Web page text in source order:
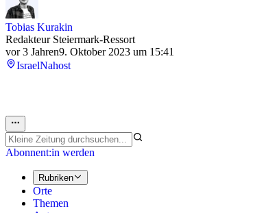
Tobias Kurakin
Redakteur Steiermark-Ressort
vor 3 Jahren9. Oktober 2023 um 15:41
IsraelNahost
Abonnent:in werden
Rubriken
Orte
Themen